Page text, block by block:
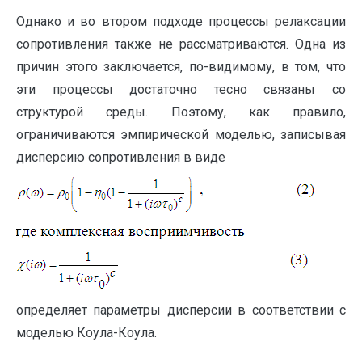
Однако и во втором подходе процессы релаксации
сопротивления также не рассматриваются. Одна из
причин этого заключается, по-видимому, в том, что
эти процессы достаточно тесно связаны со
структурой среды. Поэтому, как правило,
ограничиваются эмпирической моделью, записывая
дисперсию сопротивления в виде
определяет параметры дисперсии в соответствии с
моделью Коула-Коула.